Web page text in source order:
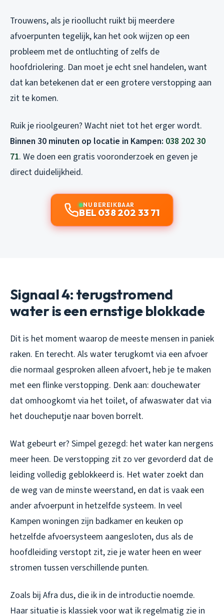
Trouwens, als je rioollucht ruikt bij meerdere
afvoerpunten tegelijk, kan het ook wijzen op een
probleem met de ontluchting of zelfs de
hoofdriolering. Dan moet je echt snel handelen, want
dat kan betekenen dat er een grotere verstopping aan
zit te komen.
Ruik je rioolgeuren? Wacht niet tot het erger wordt.
Binnen 30 minuten op locatie in Kampen: 038 202 30
71. We doen een gratis vooronderzoek en geven je
direct duidelijkheid.
NU BEREIKBAAR
BEL 038 202 33 71
Signaal 4: terugstromend
water is een ernstige blokkade
Dit is het moment waarop de meeste mensen in paniek
raken. En terecht. Als water terugkomt via een afvoer
die normaal gesproken alleen afvoert, heb je te maken
met een flinke verstopping. Denk aan: douchewater
dat omhoogkomt via het toilet, of afwaswater dat via
het doucheputje naar boven borrelt.
Wat gebeurt er? Simpel gezegd: het water kan nergens
meer heen. De verstopping zit zo ver gevorderd dat de
leiding volledig geblokkeerd is. Het water zoekt dan
de weg van de minste weerstand, en dat is vaak een
ander afvoerpunt in hetzelfde systeem. In veel
Kampen woningen zijn badkamer en keuken op
hetzelfde afvoersysteem aangesloten, dus als de
hoofdleiding verstopt zit, zie je water heen en weer
stromen tussen verschillende punten.
Zoals bij Afra dus, die ik in de introductie noemde.
Haar situatie is klassiek voor wat ik regelmatig zie in